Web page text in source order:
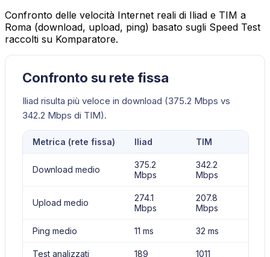
Confronto delle velocità Internet reali di Iliad e TIM a
Roma (download, upload, ping) basato sugli Speed Test
raccolti su Komparatore.
Confronto su rete fissa
Iliad risulta più veloce in download (375.2 Mbps vs
342.2 Mbps di TIM).
Metrica (rete fissa) Iliad TIM
Download medio
375.2
Mbps
342.2
Mbps
Upload medio
274.1
Mbps
207.8
Mbps
Ping medio 11 ms 32 ms
Test analizzati 189 1011